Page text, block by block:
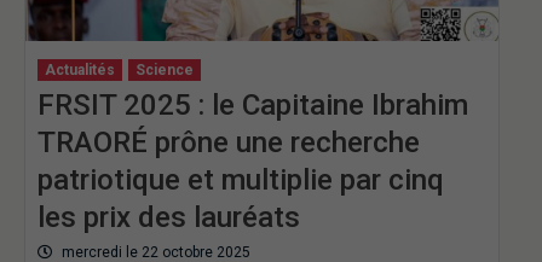
Actualités Science
FRSIT 2025 : le Capitaine Ibrahim
TRAORÉ prône une recherche
patriotique et multiplie par cinq
les prix des lauréats
mercredi le 22 octobre 2025